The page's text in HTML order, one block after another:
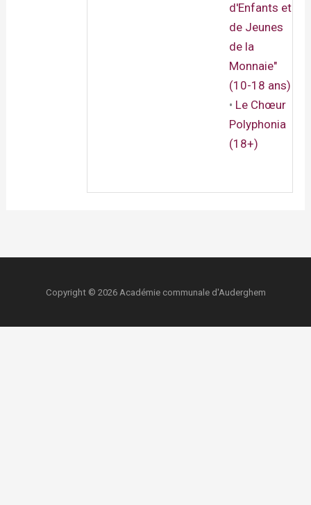
d'Enfants et
de Jeunes
de la
Monnaie"
(10-18 ans)
• Le Chœur
Polyphonia
(18+)
Copyright © 2026 Académie communale d'Auderghem